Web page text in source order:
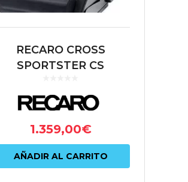
RECARO CROSS
SPORTSTER CS
NEGRO/NARDO NEGRO
(COPILOTO)
1.359,00€
AÑADIR AL CARRITO